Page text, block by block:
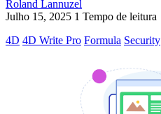
Roland Lannuzel
Julho 15, 2025 1 Tempo de leitura
4D 4D Write Pro Formula Security